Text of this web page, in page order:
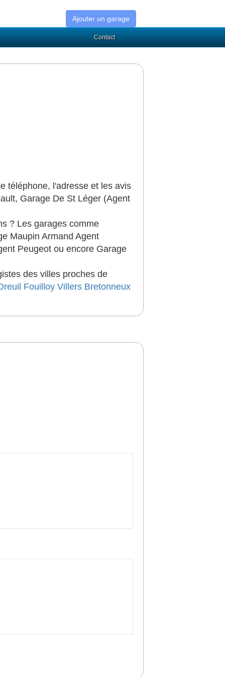
Ajouter un garage
Contact
téléphone, l'adresse et les avis
Garage De St Léger (Agent
? Les garages comme
Maupin Armand Agent
Peugeot ou encore Garage
des villes proches de
Fouilloy Villers Bretonneux